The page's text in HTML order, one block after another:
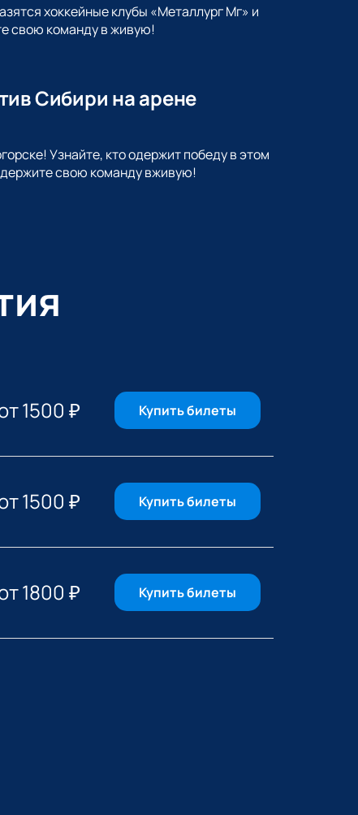
хоккейные клубы «Металлург Мг» и
свою команду в живую!
Сибири на арене
Узнайте, кто одержит победу в этом
свою команду вживую!
1500 ₽ Купить билеты
1500 ₽ Купить билеты
1800 ₽ Купить билеты